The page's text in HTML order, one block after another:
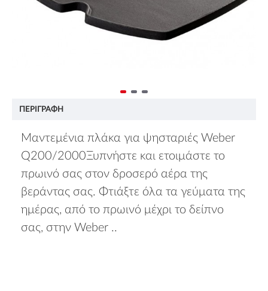
ΠΕΡΙΓΡΑΦΉ
Μαντεμένια πλάκα για ψησταριές Weber
Q200/2000Ξυπνήστε και ετοιμάστε το
πρωινό σας στον δροσερό αέρα της
βεράντας σας. Φτιάξτε όλα τα γεύματα της
ημέρας, από το πρωινό μέχρι το δείπνο
σας, στην Weber ..